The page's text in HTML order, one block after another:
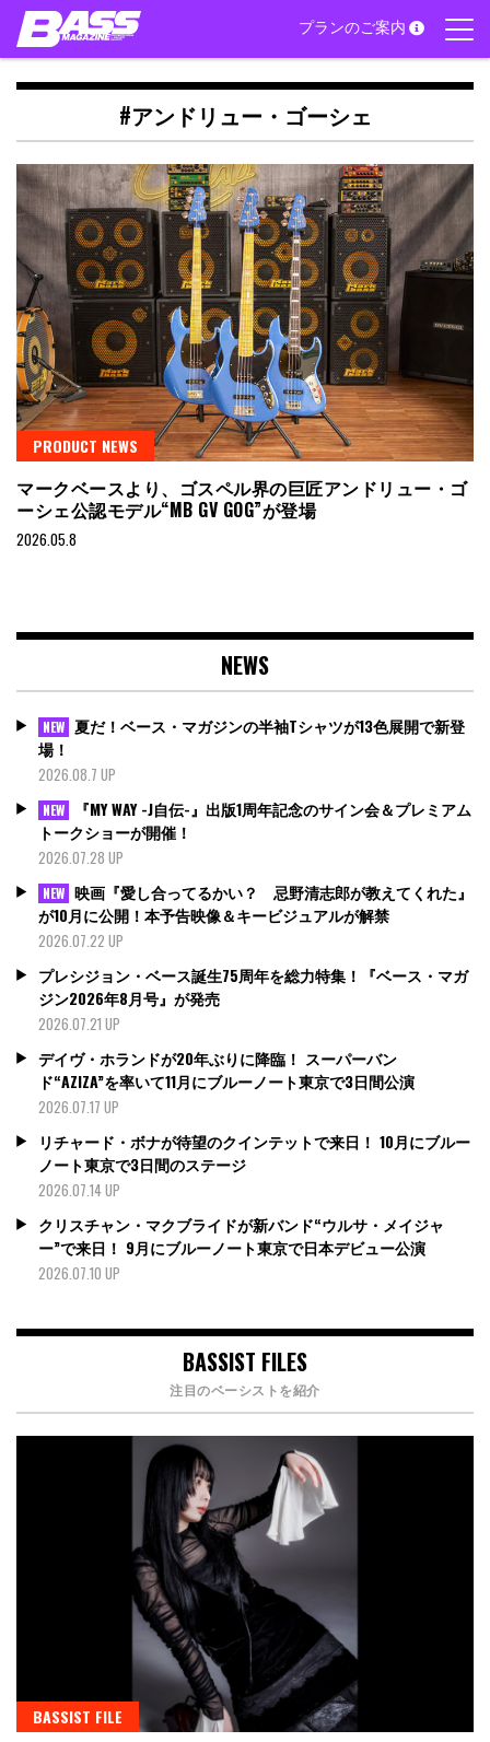
Skip
content
プランのご案内
#アンドリュー・ゴーシェ
PRODUCT NEWS
マークベースより、ゴスペル界の巨匠アンドリュー・ゴ
ーシェ公認モデル“MB GV GOG”が登場
2026.05.8
NEWS
NEW 夏だ！ベース・マガジンの半袖Tシャツが13色展開で新登
場！
2026.08.7 UP
NEW
『MY WAY -J自伝-』出版1周年記念のサイン会＆プレミアム
トークショーが開催！
2026.07.28 UP
NEW 映画『愛し合ってるかい？ 忌野清志郎が教えてくれた』
が10月に公開！本予告映像＆キービジュアルが解禁
2026.07.22 UP
プレシジョン・ベース誕生75周年を総力特集！『ベース・マガ
ジン2026年8月号』が発売
2026.07.21 UP
デイヴ・ホランドが20年ぶりに降臨！ スーパーバン
ド“AZIZA”を率いて11月にブルーノート東京で3日間公演
2026.07.17 UP
リチャード・ボナが待望のクインテットで来日！ 10月にブルー
ノート東京で3日間のステージ
2026.07.14 UP
クリスチャン・マクブライドが新バンド“ウルサ・メイジャ
ー”で来日！ 9月にブルーノート東京で日本デビュー公演
2026.07.10 UP
BASSIST FILES
注目のベーシストを紹介
BASSIST FILE